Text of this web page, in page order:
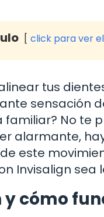
click para ver
tus
sensación
No te
alarmante,
este
Invisalign
y cómo